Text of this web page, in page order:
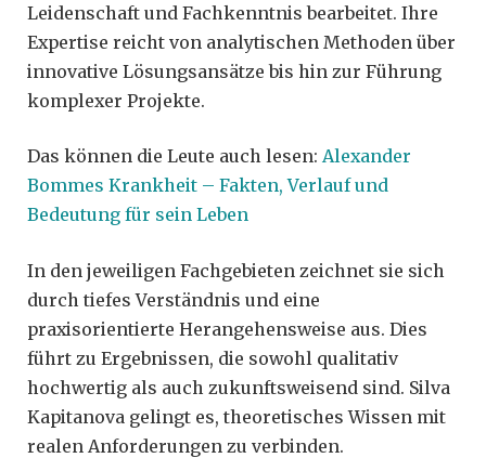
Leidenschaft und Fachkenntnis bearbeitet. Ihre
Expertise reicht von analytischen Methoden über
innovative Lösungsansätze bis hin zur Führung
komplexer Projekte.
Das können die Leute auch lesen: Alexander
Bommes Krankheit – Fakten, Verlauf und
Bedeutung für sein Leben
In den jeweiligen Fachgebieten zeichnet sie sich
durch tiefes Verständnis und eine
praxisorientierte Herangehensweise aus. Dies
führt zu Ergebnissen, die sowohl qualitativ
hochwertig als auch zukunftsweisend sind. Silva
Kapitanova gelingt es, theoretisches Wissen mit
realen Anforderungen zu verbinden.